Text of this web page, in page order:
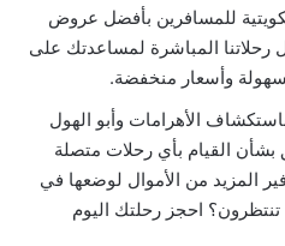
للمسافرين بأفضل عروض
رحلاتنا المباشرة لمساعدتك على
وأسعار منخفضة.
الأهرامات وأبو الهول
بشأن القيام بأي رحلات متصلة
المزيد من الأموال لوضعها في
احجز رحلتك اليوم